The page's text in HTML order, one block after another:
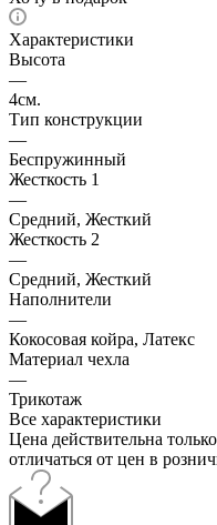
Характеристики
Высота
—
4см.
Тип конструкции
—
Беспружинный
Жесткость 1
—
Средний, Жесткий
Жесткость 2
—
Средний, Жесткий
Наполнители
—
Кокосовая койра, Латекс
Материал чехла
—
Трикотаж
Все характеристики
Цена действительна
отличаться от цен в